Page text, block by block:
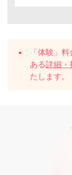
「体験」
ある詳細・
たします。